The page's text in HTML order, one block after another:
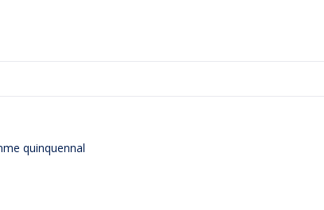
quinquennal